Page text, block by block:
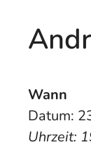
Wann
Datum:
Uhrzeit: